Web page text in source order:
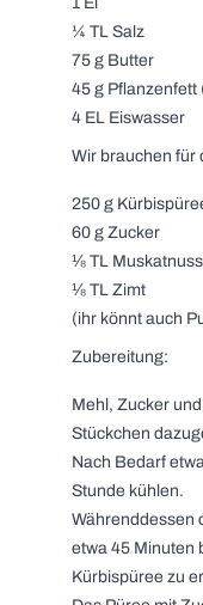
¼ TL Salz
75 g Butter
45 g Pflanzenfett
4 EL Eiswasser
Wir brauchen für
250 g
60 g Zucker
⅛ TL Muskatnuss
⅛ TL Zimt
(ihr könnt auch
Zubereitung:
Mehl, Zucker
Stückchen
Nach Bedarf
Stunde kühlen.
Währenddessen
etwa 45 Minuten
Kürbispüree zu